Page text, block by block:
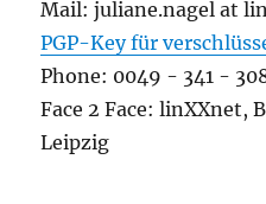
Mail: juliane.nagel at
PGP-Key für
Phone: 0049 - 341 -
Face 2 Face: linXXnet,
Leipzig